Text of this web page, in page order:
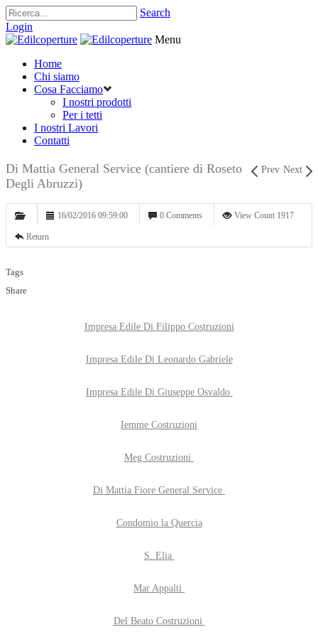
Search
Login
Menu
Home
Chi siamo
Cosa Facciamo
I nostri prodotti
Per i tetti
I nostri Lavori
Contatti
Prev Next
Di Mattia General Service (cantiere di Roseto
Degli Abruzzi)
16/02/2016 09:59:00 0 Comments View Count 1917
Return
Tags
Share
Impresa Edile Di Filippo Costruzioni
Impresa Edile Di Leonardo Gabriele
Impresa Edile Di Giuseppe Osvaldo
Iemme Costruzioni
Meg Costruzioni
Di Mattia Fiore General Service
Condomio la Quercia
S. Elia
Mar Appalti
Del Beato Costruzioni